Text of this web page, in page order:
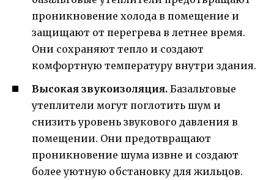
проникновение холода в помещение и
защищают от перегрева в летнее время.
Они сохраняют тепло и создают
комфортную температуру внутри здания.
Высокая звукоизоляция. Базальтовые
утеплители могут поглотить шум и
снизить уровень звукового давления в
помещении. Они предотвращают
проникновение шума извне и создают
более уютную обстановку для жильцов.